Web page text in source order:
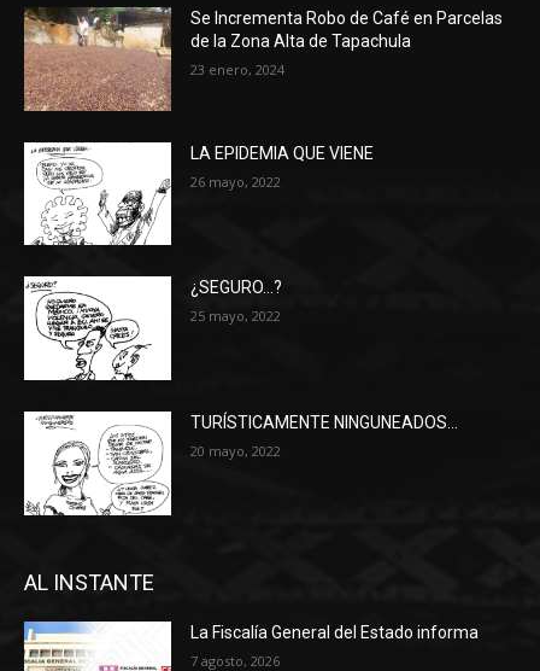
Se Incrementa Robo de Café en Parcelas
de la Zona Alta de Tapachula
23 enero, 2024
LA EPIDEMIA QUE VIENE
26 mayo, 2022
¿SEGURO…?
25 mayo, 2022
TURÍSTICAMENTE NINGUNEADOS…
20 mayo, 2022
AL INSTANTE
La Fiscalía General del Estado informa
7 agosto, 2026